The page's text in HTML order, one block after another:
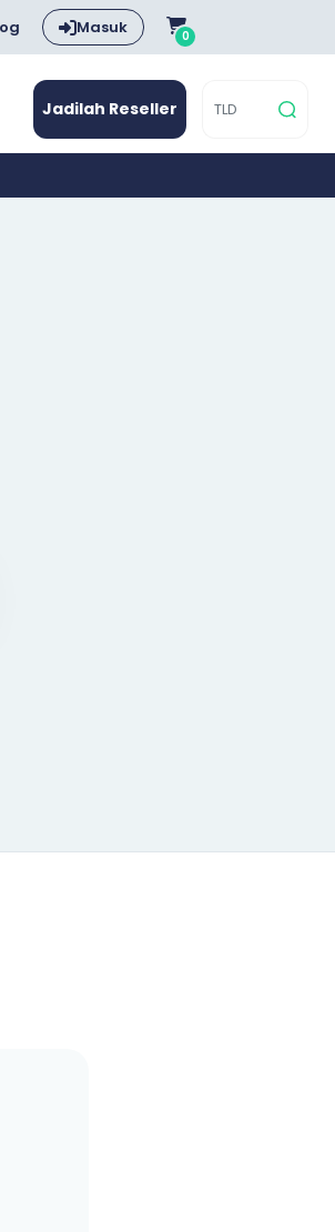
Masuk 0
Jadilah Reseller